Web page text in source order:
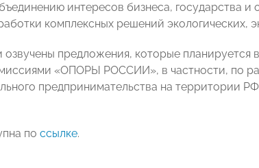
интересов бизнеса, государства и
комплексных решений экологических,
предложения, которые планируется
«ОПОРЫ РОССИИ», в частности, по
предпринимательства на территории
по ссылке.